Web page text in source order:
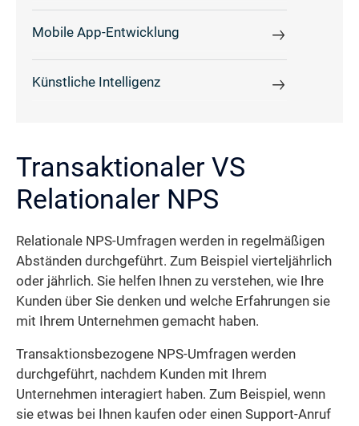
Mobile App-Entwicklung
Künstliche Intelligenz
Transaktionaler VS
Relationaler NPS
Relationale NPS-Umfragen werden in regelmäßigen
Abständen durchgeführt. Zum Beispiel vierteljährlich
oder jährlich. Sie helfen Ihnen zu verstehen, wie Ihre
Kunden über Sie denken und welche Erfahrungen sie
mit Ihrem Unternehmen gemacht haben.
Transaktionsbezogene NPS-Umfragen werden
durchgeführt, nachdem Kunden mit Ihrem
Unternehmen interagiert haben. Zum Beispiel, wenn
sie etwas bei Ihnen kaufen oder einen Support-Anruf